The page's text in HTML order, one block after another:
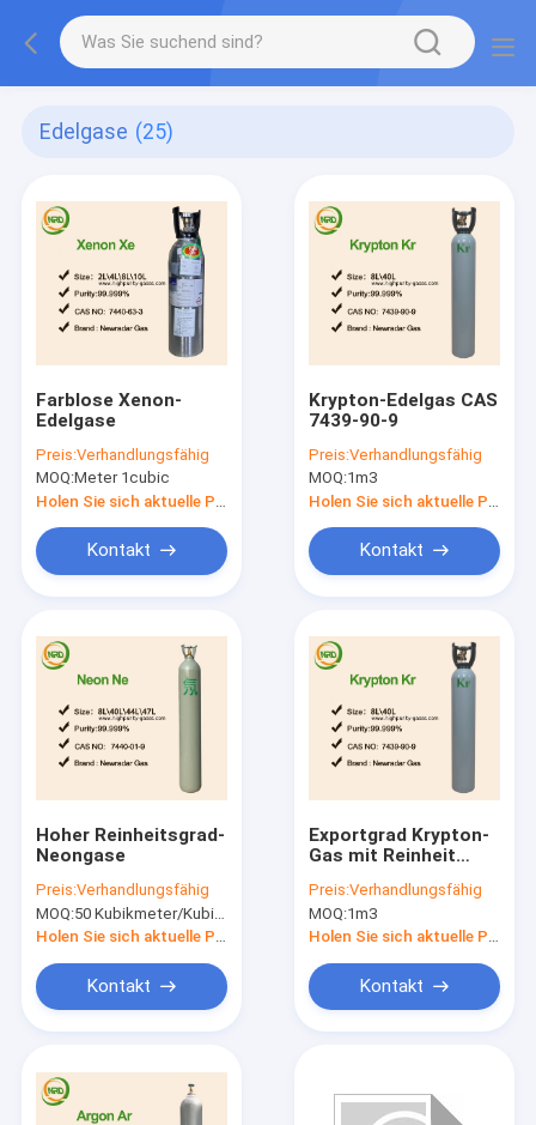
Edelgase (25)
Farblose Xenon-
Edelgase
Preis:Verhandlungsfähig
MOQ:Meter 1cubic
Kontakt
Krypton-Edelgas CAS
7439-90-9
Preis:Verhandlungsfähig
MOQ:1m3
Kontakt
Hoher Reinheitsgrad-
Neongase
Preis:Verhandlungsfähig
MOQ:50 Kubikmeter/Kubikmeter
Kontakt
Exportgrad Krypton-
Gas mit Reinheit
50L
Preis:Verhandlungsfähig
MOQ:1m3
Kontakt